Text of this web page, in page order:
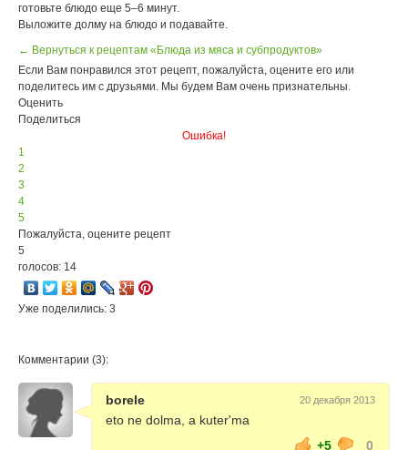
готовьте блюдо еще 5–6 минут.
Выложите долму на блюдо и подавайте.
← Вернуться к рецептам «Блюда из мяса и субпродуктов»
Если Вам понравился этот рецепт, пожалуйста, оцените его или
поделитесь им с друзьями. Мы будем Вам очень признательны.
Оценить
Поделиться
Ошибка!
1
2
3
4
5
Пожалуйста, оцените рецепт
5
голосов: 14
Уже поделились: 3
Комментарии (3):
borele 20 декабря 2013
eto ne dolma, a kuter'ma
+5
0